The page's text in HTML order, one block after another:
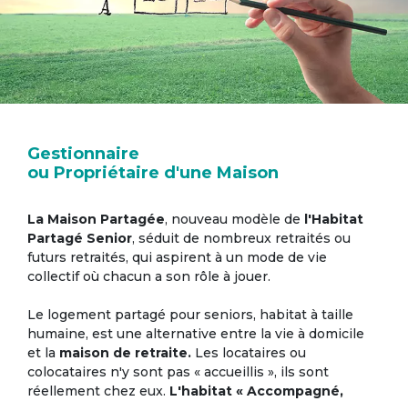
Gestionnaire
ou Propriétaire d'une Maison
La Maison Partagée, nouveau modèle de l'Habitat
Partagé Senior, séduit de nombreux retraités ou
futurs retraités, qui aspirent à un mode de vie
collectif où chacun a son rôle à jouer.
Le logement partagé pour seniors, habitat à taille
humaine, est une alternative entre la vie à domicile
et la maison de retraite. Les locataires ou
colocataires n'y sont pas « accueillis », ils sont
réellement chez eux. L'habitat « Accompagné,